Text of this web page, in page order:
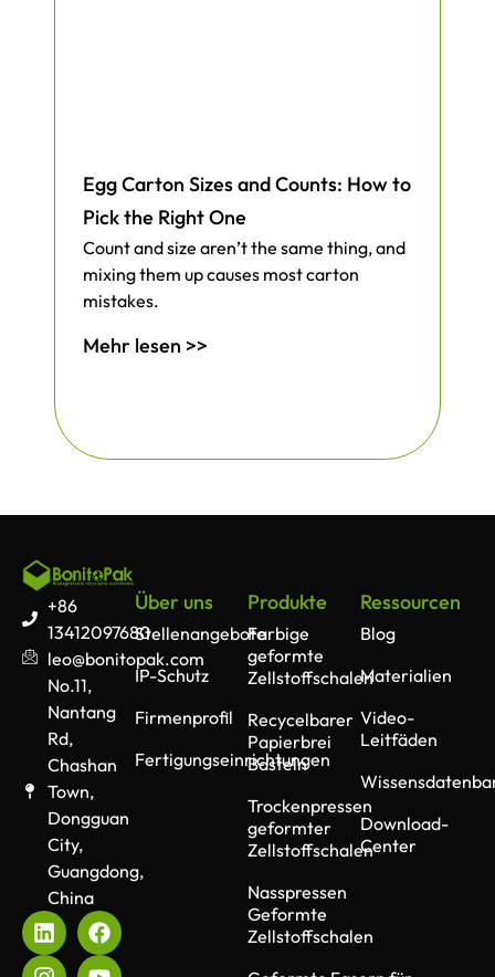
Egg Carton Sizes and Counts: How to
Pick the Right One
Count and size aren’t the same thing, and
mixing them up causes most carton
mistakes.
Mehr lesen >>
+86
13412097680
leo@bonitopak.com
No.11,
Nantang
Rd,
Chashan
Town,
Dongguan
City,
Guangdong,
China
Über uns
Stellenangebote
IP-Schutz
Firmenprofil
Fertigungseinrichtungen
Produkte
Farbige
geformte
Zellstoffschalen
Recycelbarer
Papierbrei
Basteln
Trockenpressen
geformter
Zellstoffschalen
Nasspressen
Geformte
Zellstoffschalen
Ressourcen
Blog
Materialien
Video-
Leitfäden
Download-
Center